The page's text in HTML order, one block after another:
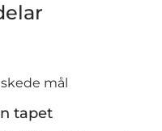
mål
tapet